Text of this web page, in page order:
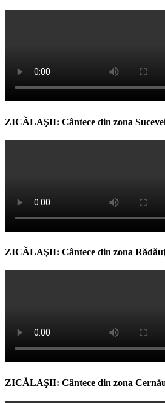
ZICĂLAŞII: Cântece din zona
ZICĂLAŞII: Cântece din zona
ZICĂLAŞII: Cântece din zona